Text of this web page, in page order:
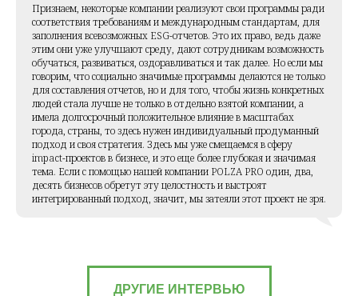
Признаем, некоторые компании реализуют свои программы ради
соответствия требованиям и международным стандартам, для
заполнения всевозможных ESG-отчетов. Это их право, ведь даже
этим они уже улучшают среду, дают сотрудникам возможность
обучаться, развиваться, оздоравливаться и так далее. Но если мы
говорим, что социально значимые программы делаются не только
для составления отчетов, но и для того, чтобы жизнь конкретных
людей стала лучше не только в отдельно взятой компании, а
имела долгосрочный положительное влияние в масштабах
города, страны, то здесь нужен индивидуальный продуманный
подход и своя стратегия. Здесь мы уже смещаемся в сферу
impact-проектов в бизнесе, и это еще более глубокая и значимая
тема. Если с помощью нашей компании POLZA PRO один, два,
десять бизнесов обретут эту целостность и выстроят
интегрированный подход, значит, мы затеяли этот проект не зря.
ДРУГИЕ ИНТЕРВЬЮ